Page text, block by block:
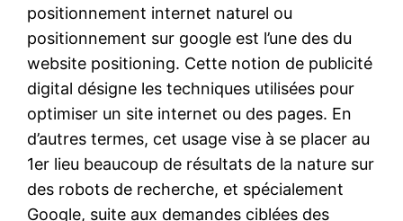
positionnement internet naturel ou
positionnement sur google est l’une des du
website positioning. Cette notion de publicité
digital désigne les techniques utilisées pour
optimiser un site internet ou des pages. En
d’autres termes, cet usage vise à se placer au
1er lieu beaucoup de résultats de la nature sur
des robots de recherche, et spécialement
Google, suite aux demandes ciblées des